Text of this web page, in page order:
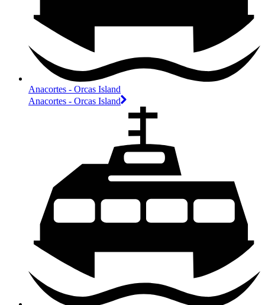
Anacortes - Orcas Island
Anacortes - Orcas Island